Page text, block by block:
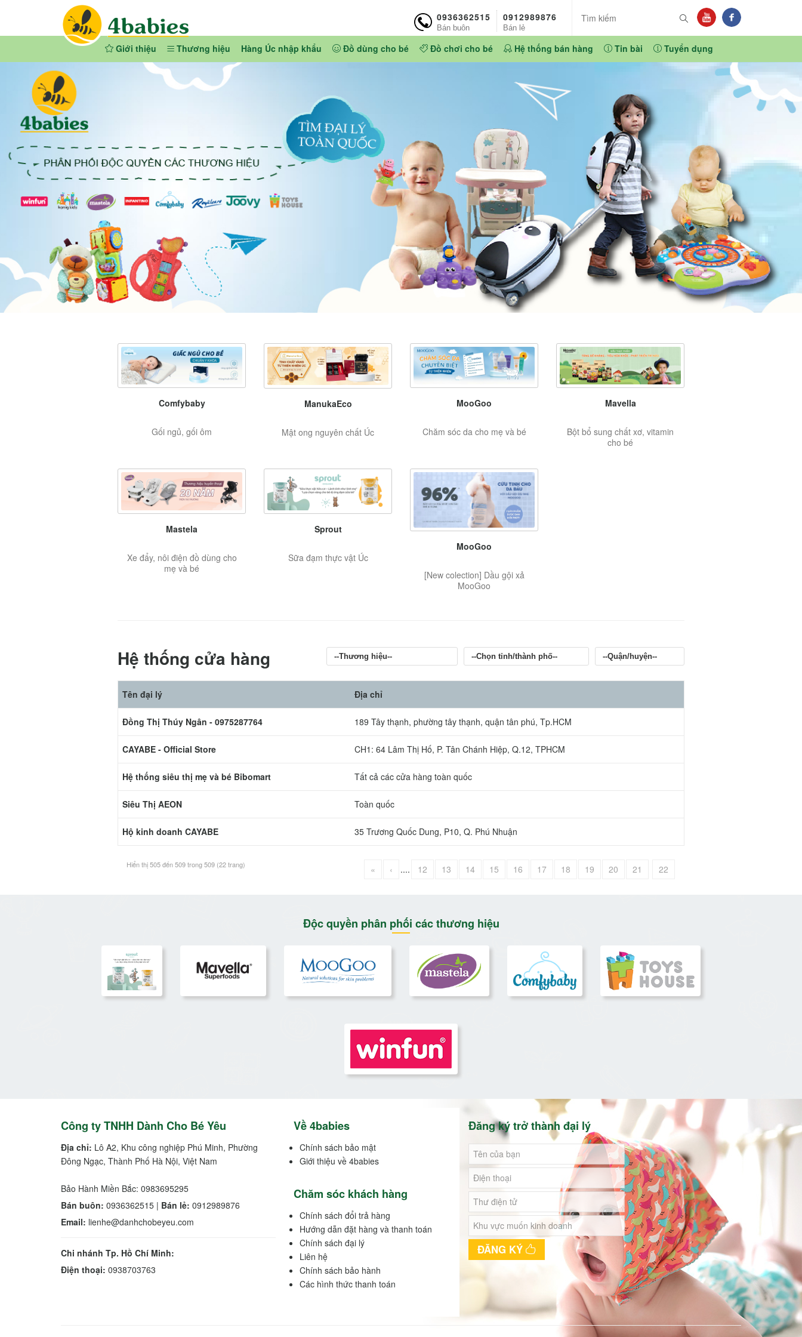
0936362515
Bán buôn
0912989876
Bán lẻ
Giới thiệu Thương hiệu Hàng Úc nhập khẩu Đồ dùng cho bé Đồ chơi cho bé Hệ thống bán hàng Tin bài Tuyển dụng
Comfybaby
Gối ngủ, gối ôm
ManukaEco
Mật ong nguyên chất Úc
MooGoo
Chăm sóc da cho mẹ và bé
Mavella
Bột bổ sung chất xơ, vitamin
cho bé
Mastela
Xe đẩy, nôi điện đồ dùng cho
mẹ và bé
Sprout
Sữa đạm thực vật Úc
MooGoo
[New colection] Dầu gội xả
MooGoo
Hệ thống cửa hàng
Tên đại lý Địa chỉ
Đồng Thị Thúy Ngân - 0975287764 189 Tây thạnh, phường tây thạnh, quận tân phú, Tp.HCM
CAYABE - Official Store CH1: 64 Lâm Thị Hố, P. Tân Chánh Hiệp, Q.12, TPHCM
Hệ thống siêu thị mẹ và bé Bibomart Tất cả các cửa hàng toàn quốc
Siêu Thị AEON Toàn quốc
Hộ kinh doanh CAYABE 35 Trương Quốc Dung, P10, Q. Phú Nhuận
« ‹ .... 12 13 14 15 16 17 18 19 20 21 22
Hiển thị 505 đến 509 trong 509 (22 trang)
Độc quyền phân phối các thương hiệu
Đăng ký trở thành đại lý
ĐĂNG KÝ
Về 4babies
Chính sách bảo mật
Giới thiệu về 4babies
Chăm sóc khách hàng
Chính sách đổi trả hàng
Hướng dẫn đặt hàng và thanh toán
Chính sách đại lý
Liên hệ
Chính sách bảo hành
Các hình thức thanh toán
Công ty TNHH Dành Cho Bé Yêu
Địa chỉ: Lô A2, Khu công nghiệp Phú Minh, Phường
Đông Ngạc, Thành Phố Hà Nội, Việt Nam
Bảo Hành Miền Bắc: 0983695295
Bán buôn: 0936362515 | Bán lẻ: 0912989876
Email: lienhe@danhchobeyeu.com
Chi nhánh Tp. Hồ Chí Minh:
Điện thoại: 0938703763